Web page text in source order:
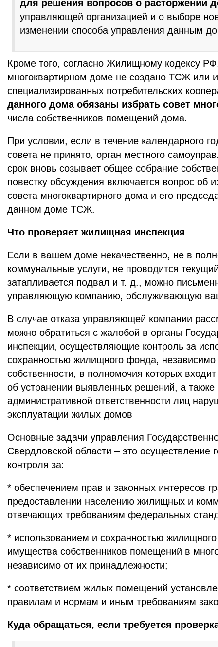
для решения вопросов о расторжении
управляющей организацией и о выборе
изменении способа управления данным
Кроме того, согласно Жилищному кодексу
многоквартирном доме не создано ТСЖ или
специализированных потребительских
данного дома обязаны избрать совет
числа собственников помещений дома.
При условии, если в течение календарного
совета не принято, орган местного
срок вновь созывает общее собрание
повестку обсуждения включается вопрос об
совета многоквартирного дома и его
данном доме ТСЖ.
Что проверяет жилищная инспекция
Если в вашем доме некачественно, не в
коммунальные услуги, не проводится
затапливается подвал и т. д., можно
управляющую компанию, обслуживающую
В случае отказа управляющей компании
можно обратиться с жалобой в органы
инспекции, осуществляющие контроль за
сохранностью жилищного фонда,
собственности, в полномочия которых
об устранении выявленных решений, а также
административной ответственности лиц
эксплуатации жилых домов
Основные задачи управления
Свердловской области – это осуществление
контроля за:
* обеспечением прав и законных интересов
предоставлении населению жилищных и
отвечающих требованиям федеральных
* использованием и сохранностью
имущества собственников помещений в
независимо от их принадлежности;
* соответствием жилых помещений
правилам и нормам и иным требованиям
Куда обращаться, если требуется